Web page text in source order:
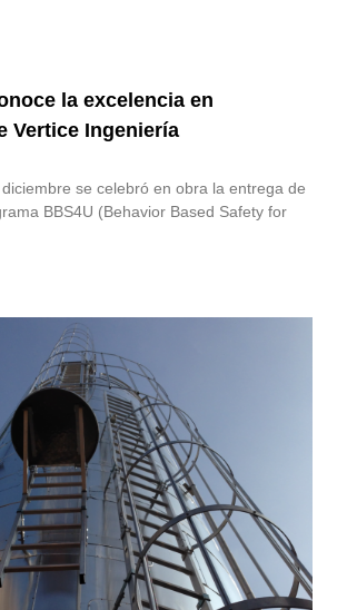
la excelencia en
Vertice Ingeniería
se celebró en obra la entrega de
BBS4U (Behavior Based Safety for